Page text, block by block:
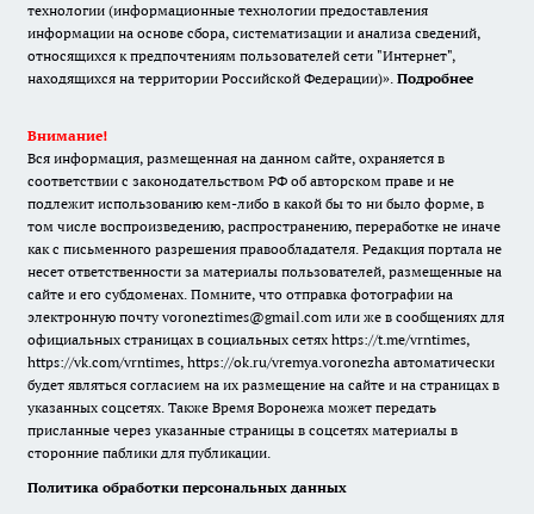
технологии (информационные технологии предоставления
информации на основе сбора, систематизации и анализа сведений,
относящихся к предпочтениям пользователей сети "Интернет",
находящихся на территории Российской Федерации)». Подробнее
Внимание!
Вся информация, размещенная на данном сайте, охраняется в
соответствии с законодательством РФ об авторском праве и не
подлежит использованию кем-либо в какой бы то ни было форме, в
том числе воспроизведению, распространению, переработке не иначе
как с письменного разрешения правообладателя. Редакция портала не
несет ответственности за материалы пользователей, размещенные на
сайте и его субдоменах. Помните, что отправка фотографии на
электронную почту voroneztimes@gmail.com или же в сообщениях для
официальных страницах в социальных сетях https://t.me/vrntimes,
https://vk.com/vrntimes, https://ok.ru/vremya.voronezha автоматически
будет являться согласием на их размещение на сайте и на страницах в
указанных соцсетях. Также Время Воронежа может передать
присланные через указанные страницы в соцсетях материалы в
сторонние паблики для публикации.
Политика обработки персональных данных